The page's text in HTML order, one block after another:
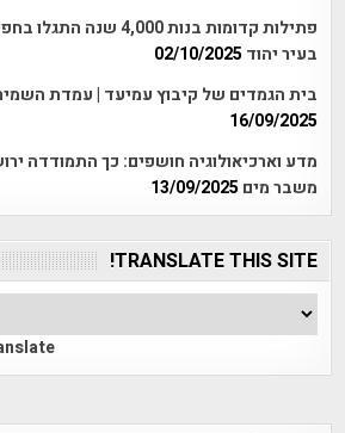
פתילות קדומות בנות
בעיר יהוד 02/10/2025
בית הגמדים של קיבוץ עמיעד | עמדת
16/09/2025
מדע וארכיאולוגיה חושפים: כך התמודדה
משבר מים 13/09/2025
TRANSLATE THIS SITE!